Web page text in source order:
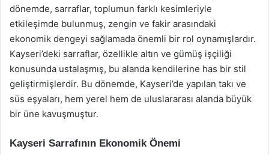
dönemde, sarraflar, toplumun farklı kesimleriyle
etkileşimde bulunmuş, zengin ve fakir arasındaki
ekonomik dengeyi sağlamada önemli bir rol oynamışlardır.
Kayseri’deki sarraflar, özellikle altın ve gümüş işçiliği
konusunda ustalaşmış, bu alanda kendilerine has bir stil
geliştirmişlerdir. Bu dönemde, Kayseri’de yapılan takı ve
süs eşyaları, hem yerel hem de uluslararası alanda büyük
bir üne kavuşmuştur.
Kayseri Sarrafının Ekonomik Önemi